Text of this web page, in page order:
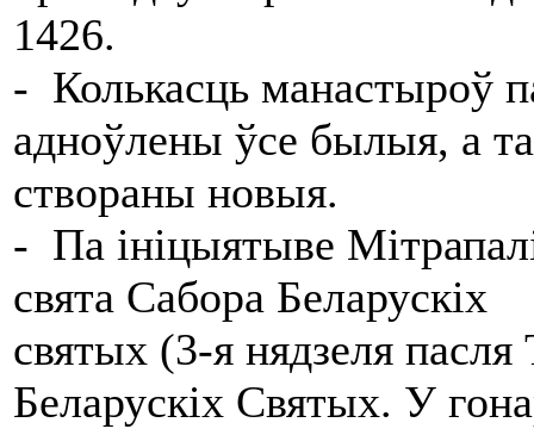
1426.
- Колькасць манастыроў
адноўлены ўсе былыя, а
створаны новыя.
- Па ініцыятыве
свята Сабора Беларускіх
святых (3-я нядзеля
Беларускіх Святых. У